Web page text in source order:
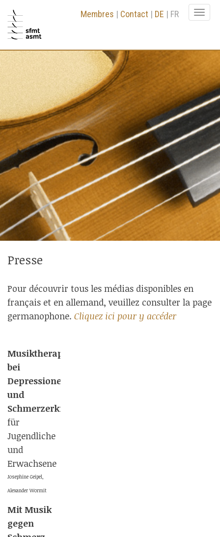
Membres | Contact | DE | FR
Presse
Pour découvrir tous les médias disponibles en
français et en allemand, veuillez consulter la page
germanophone. Cliquez ici pour y accéder
Musiktherapie
bei
Depressionen
und
Schmerzerkrankungen
für
Jugendliche
und
Erwachsene
Josephine Geipel,
Alexander Wormit
Mit Musik
gegen